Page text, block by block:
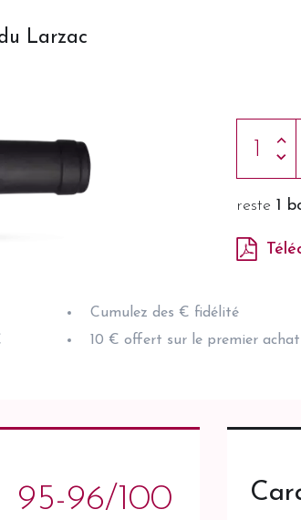
Larzac
reste 1
Cumulez des € fidélité
10 € offert sur le premier achat
95-96/100